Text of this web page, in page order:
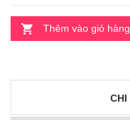
Thêm vào giỏ hàng
CHI